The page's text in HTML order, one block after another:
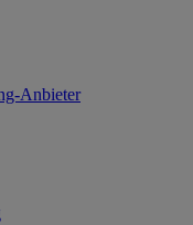
Anbieter